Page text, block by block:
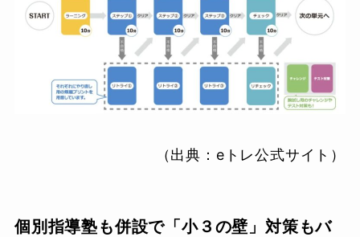
（出典：eトレ公式サイト）
個別指導塾も併設で「小３の壁」対策もバ